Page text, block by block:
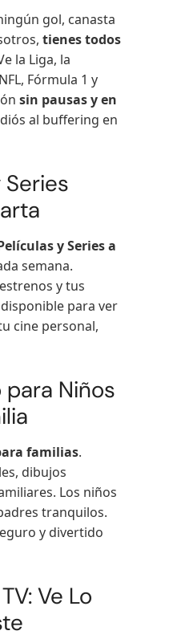
gol, canasta
tienes todos
la Liga, la
Fórmula 1 y
sin pausas y en
al buffering en
y Series a
semana.
y tus
para ver
cine personal,
Niños
familias.
dibujos
Los niños
tranquilos.
y divertido
Ve Lo